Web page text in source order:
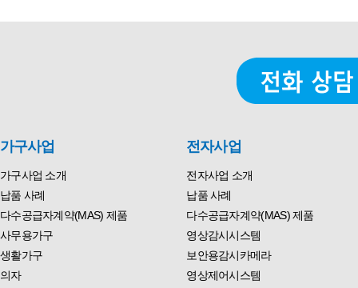
가구사업
가구사업 소개
납품 사례
다수공급자계약(MAS) 제품
사무용가구
생활가구
의자
전자사업
전자사업 소개
납품 사례
다수공급자계약(MAS) 제품
영상감시시스템
보안용감시카메라
영상제어시스템